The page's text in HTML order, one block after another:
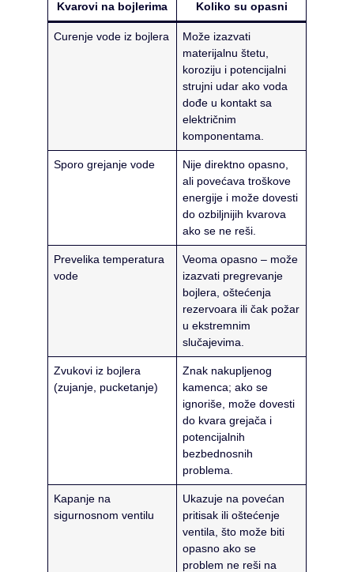
Kvarovi na bojlerima Koliko su opasni
Curenje vode iz bojlera
Može izazvati
materijalnu štetu,
koroziju i potencijalni
strujni udar ako voda
dođe u kontakt sa
električnim
komponentama.
Sporo grejanje vode
Nije direktno opasno,
ali povećava troškove
energije i može dovesti
do ozbiljnijih kvarova
ako se ne reši.
Prevelika temperatura
vode
Veoma opasno – može
izazvati pregrevanje
bojlera, oštećenja
rezervoara ili čak požar
u ekstremnim
slučajevima.
Zvukovi iz bojlera
(zujanje, pucketanje)
Znak nakupljenog
kamenca; ako se
ignoriše, može dovesti
do kvara grejača i
potencijalnih
bezbednosnih
problema.
Kapanje na
sigurnosnom ventilu
Ukazuje na povećan
pritisak ili oštećenje
ventila, što može biti
opasno ako se
problem ne reši na